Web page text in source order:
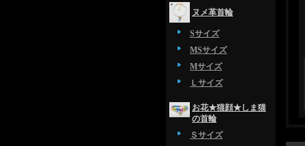
ヌメ革首輪
Sサイズ
MSサイズ
Mサイズ
Ｌサイズ
お花★猫顔★しま猫
の首輪
Ｓサイズ